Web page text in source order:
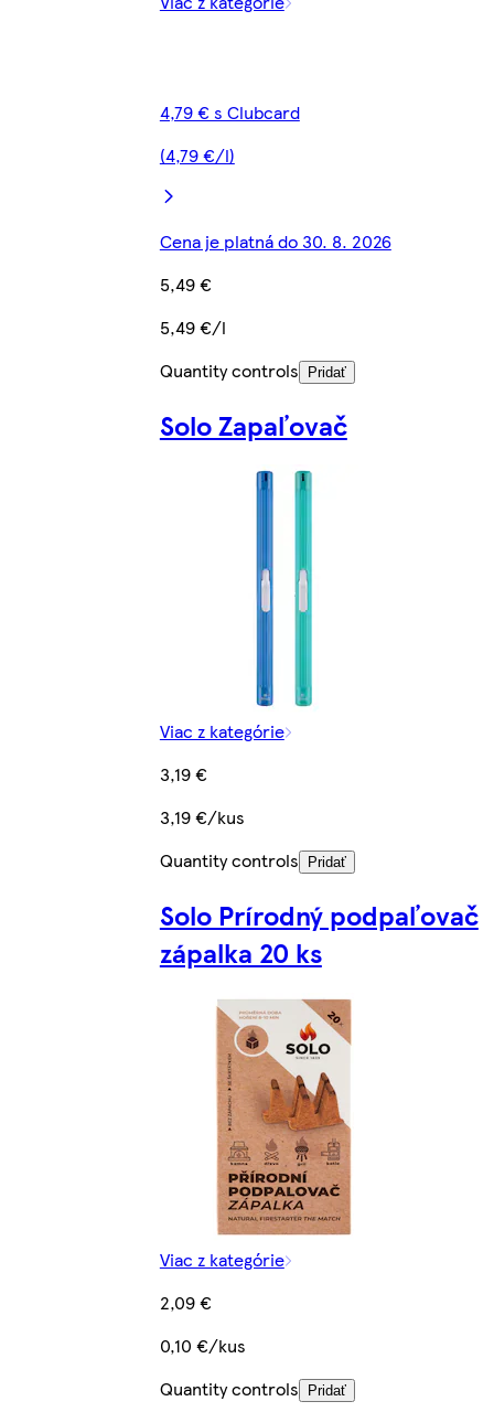
4,79 € s Clubcard
(4,79 €/l)
Cena je platná do 30. 8. 2026
5,49 €
5,49 €/l
Quantity controls
Pridať
Solo Zapaľovač
Viac z kategórie
3,19 €
3,19 €/kus
Quantity controls
Pridať
Solo Prírodný podpaľovač
zápalka 20 ks
Viac z kategórie
2,09 €
0,10 €/kus
Quantity controls
Pridať